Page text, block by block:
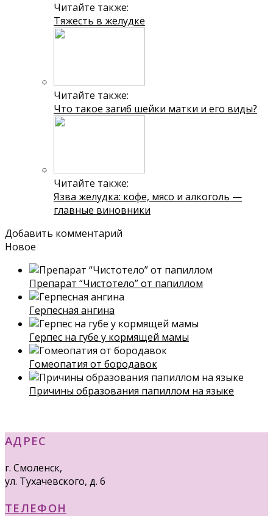
Читайте также:
Тяжесть в желудке
Читайте также:
Что такое загиб шейки матки и его виды?
Читайте также:
Язва желудка: кофе, мясо и алкоголь —
главные виновники
Добавить комментарий
Новое
Препарат “Чистотело” от папиллом
Герпесная ангина
Герпес на губе у кормящей мамы
Гомеопатия от бородавок
Причины образования папиллом на языке
АДРЕС
г. Смоленск,
ул. Тухачевского, д. 6
ТЕЛЕФОН